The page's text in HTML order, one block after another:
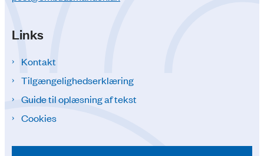
Links
Kontakt
Tilgængelighedserklæring
Guide til oplæsning af tekst
Cookies